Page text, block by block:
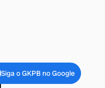
Siga o GKPB no Google